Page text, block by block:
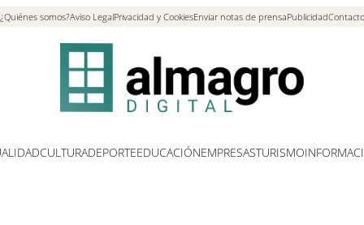
¿Quiénes somos?Aviso LegalPrivacidad y CookiesEnviar notas de prensaPublicidadContacto
CULTURADEPORTEEDUCACIÓNEMPRESASTURISMO